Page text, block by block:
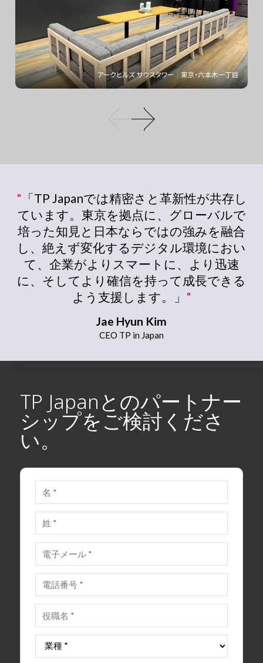
" 「TP Japanでは精密さと革新性が共存し
ています。東京を拠点に、グローバルで
培った知見と日本ならではの強みを融合
し、絶えず変化するデジタル環境におい
て、企業がよりスマートに、より迅速
に、そしてより確信を持って成長できる
よう支援します。」 "
Jae Hyun Kim
CEO TP in Japan
TP Japanとのパートナー
シップをご検討くださ
い。